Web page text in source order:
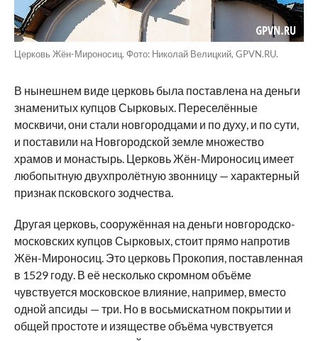
Церковь Жён-Мироносиц. Фото: Николай Велицкий, GPVN.RU.
В нынешнем виде церковь была поставлена на деньги
знаменитых купцов Сырковых. Переселённые
москвичи, они стали новгородцами и по духу, и по сути,
и поставили на Новгородской земле множество
храмов и монастырь. Церковь Жён-Мироносиц имеет
любопытную двухпролётную звонницу — характерный
признак псковского зодчества.
Другая церковь, сооружённая на деньги новгородско-
московских купцов Сырковых, стоит прямо напротив
Жён-Мироносиц. Это церковь Прокопия, поставленная
в 1529 году. В её несколько скромном объёме
чувствуется московское влияние, например, вместо
одной апсиды — три. Но в восьмискатном покрытии и
общей простоте и изяществе объёма чувствуется